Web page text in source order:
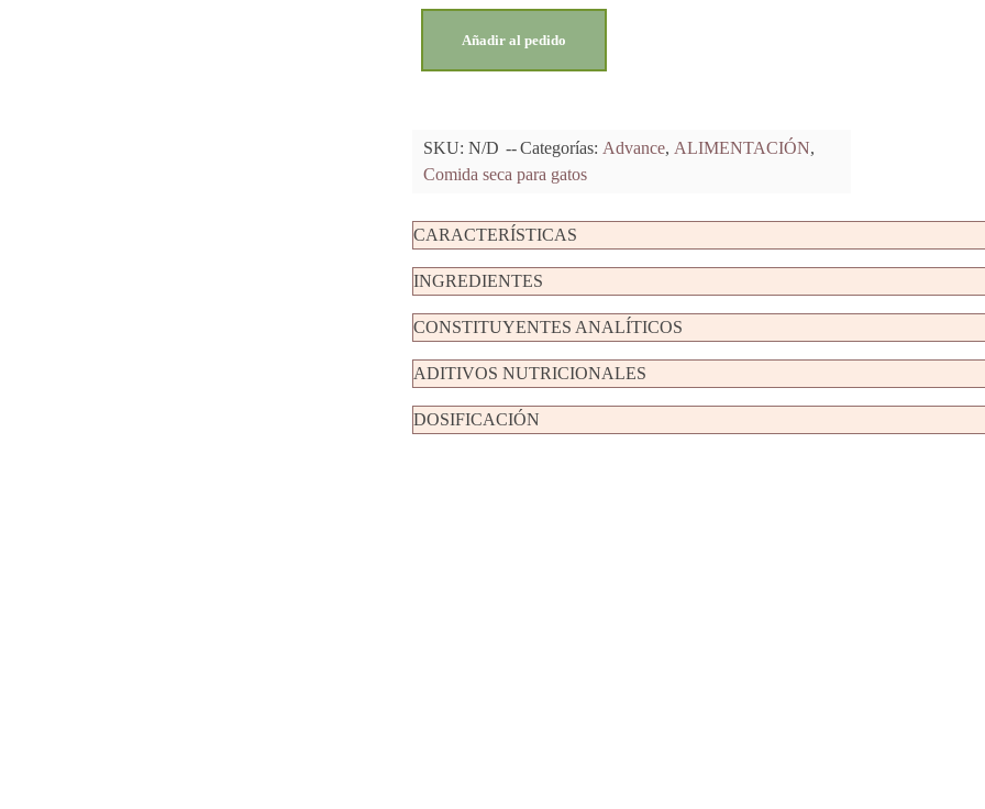
Añadir al pedido
SKU: N/D Categorías: Advance, ALIMENTACIÓN,
Comida seca para gatos
CARACTERÍSTICAS
INGREDIENTES
CONSTITUYENTES ANALÍTICOS
ADITIVOS NUTRICIONALES
DOSIFICACIÓN